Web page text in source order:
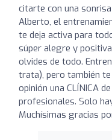
citarte con una
Alberto, el
te deja activa para
súper alegre y
olvides de todo.
trata), pero también te
opinión una CLÍNICA
profesionales. Solo
Muchísimas gracias